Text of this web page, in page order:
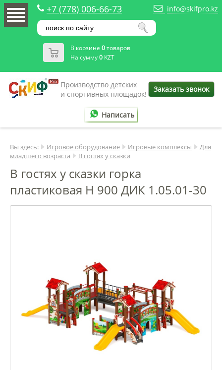
+7 (778) 006-66-73 info@skifpro.kz
В корзине 0товаров
На сумму0 KZT
Производство детских
и спортивных площадок!
Заказать звонок
Написать
Вы здесь: Игровое оборудование Игровые комплексы
Для
младшего возраста
В гостях у сказки
В гостях у сказки горка
пластиковая Н 900 ДИК 1.05.01-30